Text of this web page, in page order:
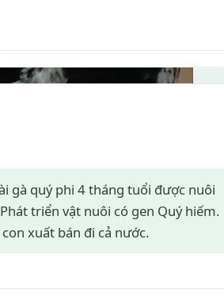
gà quý phi 4 tháng tuổi được nuôi
triển vật nuôi có gen Quý hiếm.
xuất bán đi cả nước.